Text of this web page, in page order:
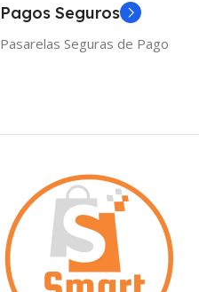
Pagos Seguros
Pasarelas Seguras de Pago